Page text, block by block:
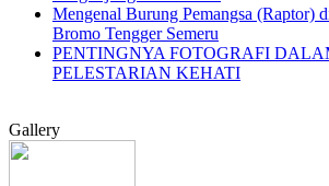
Mengenal Burung Pemangsa (Raptor)
Bromo Tengger Semeru
PENTINGNYA FOTOGRAFI
PELESTARIAN KEHATI
Gallery